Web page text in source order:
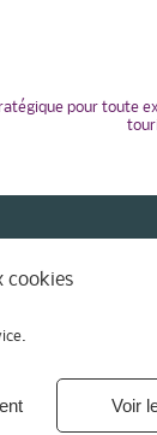
cookies
Voir
pour toute